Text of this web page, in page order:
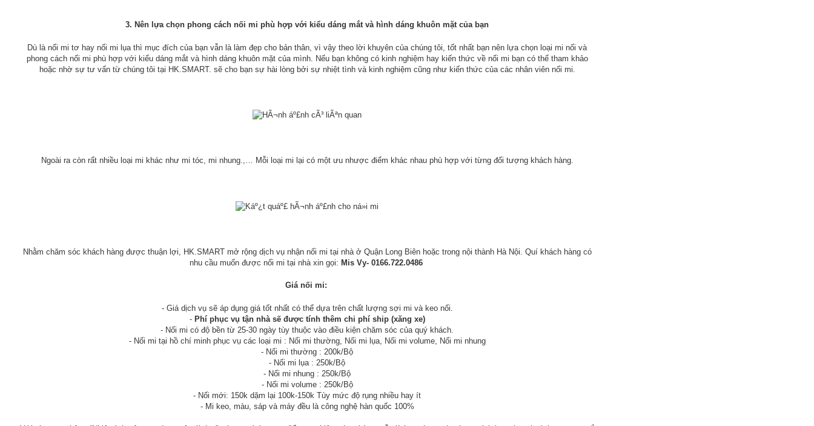
3. Nên lựa chọn phong cách nối mi phù hợp với kiểu dáng mắt và hình dáng khuôn mặt của bạn
Dù là nối mi tơ hay nối mi lụa thì mục đích của bạn vẫn là làm đẹp cho bản thân, vì vậy theo lời khuyên của chúng tôi, tốt nhất bạn nên lựa chọn loại mi nối và
phong cách nối mi phù hợp với kiểu dáng mắt và hình dáng khuôn mặt của mình. Nếu bạn không có kinh nghiệm hay kiến thức về nối mi bạn có thể tham khảo
hoặc nhờ sự tư vấn từ chúng tôi tại HK.SMART. sẽ cho bạn sự hài lòng bởi sự nhiệt tình và kinh nghiệm cũng như kiến thức của các nhân viên nối mi.
Ngoài ra còn rất nhiều loại mi khác như mi tóc, mi nhung.,… Mỗi loại mi lại có một ưu nhược điểm khác nhau phù hợp với từng đối tượng khách hàng.
Nhằm chăm sóc khách hàng được thuận lợi, HK.SMART mở rộng dịch vụ nhận nối mi tại nhà ở Quận Long Biên hoặc trong nội thành Hà Nội. Quí khách hàng có
nhu cầu muốn được nối mi tại nhà xin gọi: Mis Vy- 0166.722.0486
Giá nối mi:
- Giá dịch vụ sẽ áp dụng giá tốt nhất có thể dựa trên chất lượng sợi mi và keo nối.
- Phí phục vụ tận nhà sẽ được tính thêm chi phí ship (xăng xe)
- Nối mi có độ bền từ 25-30 ngày tùy thuộc vào điều kiện chăm sóc của quý khách.
- Nối mi tại hồ chí minh phục vụ các loại mi : Nối mi thường, Nối mi lụa, Nối mi volume, Nối mi nhung
- Nối mi thường : 200k/Bộ
- Nối mi lụa : 250k/Bộ
- Nối mi nhung : 250k/Bộ
- Nối mi volume : 250k/Bộ
- Nối mới: 150k dặm lại 100k-150k Tùy mức độ rụng nhiều hay ít
- Mi keo, màu, sáp và máy đều là công nghệ hàn quốc 100%